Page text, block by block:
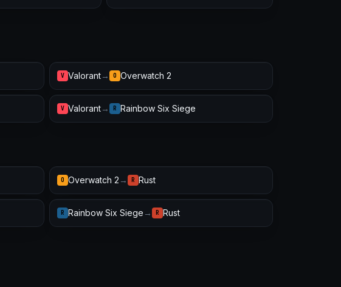
V Valorant→ O Overwatch 2
V Valorant→ R Rainbow Six Siege
O Overwatch 2 → R Rust
R Rainbow Six Siege → R Rust